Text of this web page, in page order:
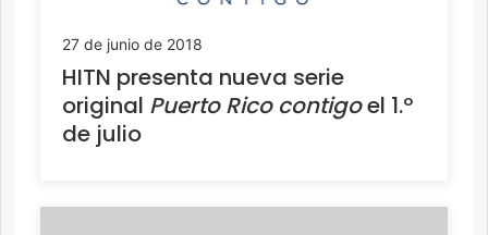
27 de junio de 2018
HITN presenta nueva serie
original Puerto Rico contigoel 1.º
de julio